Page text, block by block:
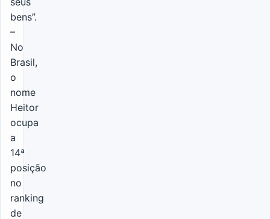
bens”.
–
No
Brasil,
o
nome
Heitor
ocupa
a
14ª
posição
no
ranking
de